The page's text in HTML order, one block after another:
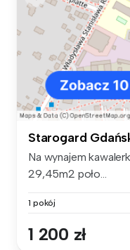
Starogard
Na wynajem
29,45m2 poło...
1 pokój
1 200 zł